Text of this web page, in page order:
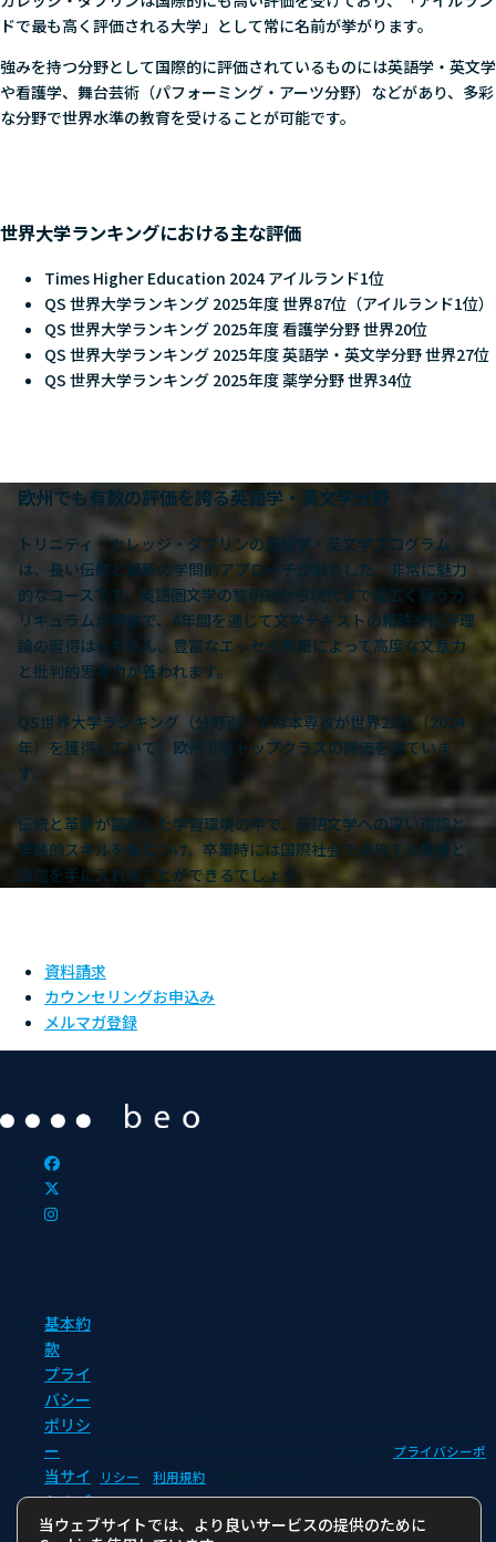
ドで最も高く評価される大学」として常に名前が挙がります。
強みを持つ分野として国際的に評価されているものには英語学・英文学
や看護学、舞台芸術（パフォーミング・アーツ分野）などがあり、多彩
な分野で世界水準の教育を受けることが可能です。
世界大学ランキングにおける主な評価
Times Higher Education 2024 アイルランド1位
QS 世界大学ランキング 2025年度 世界87位（アイルランド1位）
QS 世界大学ランキング 2025年度 看護学分野 世界20位
QS 世界大学ランキング 2025年度 英語学・英文学分野 世界27位
QS 世界大学ランキング 2025年度 薬学分野 世界34位
欧州でも有数の評価を誇る英語学・英文学分野
トリニティ・カレッジ・ダブリンの英語学・英文学プログラム
は、長い伝統と最新の学問的アプローチが融合した、非常に魅力
的なコースです。英語圏文学の黎明期から現代まで幅広く扱うカ
リキュラムが特徴で、4年間を通じて文学テキストの精読や批評理
論の習得はもちろん、豊富なエッセイ執筆によって高度な文章力
と批判的思考力が養われます。
QS世界大学ランキング（分野別）では本専攻が世界21位（2024
年）を獲得していて​、欧州でもトップクラスの評価を得ていま
す。
伝統と革新が調和した学習環境の中で、英語文学への深い造詣と
実践的スキルを身につけ、卒業時には国際社会で通用する教養と
自信を手に入れることができるでしょう。
資料請求
カウンセリングお申込み
メルマガ登録
基本約
款
プライ
バシー
ポリシ
ー
当サイ
トのご
利用に
プライバシーポ
リシー
利用規約
当ウェブサイトでは、より良いサービスの提供のために